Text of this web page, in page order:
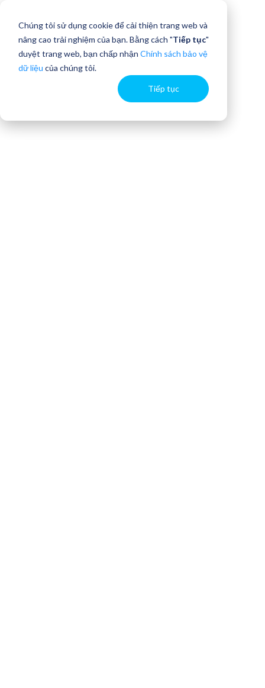
Chúng tôi sử dụng cookie để cải thiện trang web và
nâng cao trải nghiệm của bạn. Bằng cách "Tiếp tục"
duyệt trang web, bạn chấp nhận Chính sách bảo vệ
dữ liệu của chúng tôi.
Tiếp tục